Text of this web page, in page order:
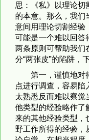
思：《私》以理论切
的本意。那么，我们
意间用理论切割经验
可能是一个难以回答
两条原则可帮助我们
分“两张皮”的陷阱，
第一，谨慎地对
点进行调查，容易陷
太熟悉反而难以察觉
他类型的经验略作了
来的其他经验类型，
野工作所得的经验，